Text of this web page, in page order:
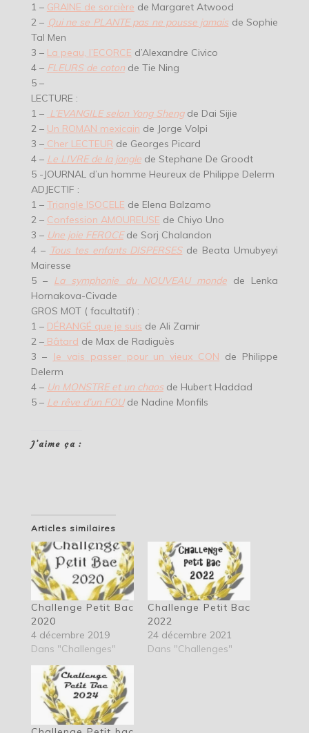
1 – GRAINE de sorcière de Margaret Atwood
2 – Qui ne se PLANTE pas ne pousse jamais de Sophie
Tal Men
3 – La peau, l’ECORCE d’Alexandre Civico
4 – FLEURS de cotonde Tie Ning
5 –
LECTURE :
1 – L’EVANGILE selon Yong Shengde Dai Sijie
2 – Un ROMAN mexicain de Jorge Volpi
3 –Cher LECTEUR de Georges Picard
4 – Le LIVRE de la jonglede Stephane De Groodt
5 -JOURNAL d’un homme Heureux de Philippe Delerm
ADJECTIF :
1 – Triangle ISOCELE de Elena Balzamo
2 – Confession AMOUREUSE de Chiyo Uno
3 – Une joie FEROCEde Sorj Chalandon
4 – Tous tes enfants DISPERSESde Beata Umubyeyi
Mairesse
5 – La symphonie du NOUVEAU mondede Lenka
Hornakova-Civade
GROS MOT ( facultatif) :
1 – DÉRANGÉ que je suis de Ali Zamir
2 –Bâtard de Max de Radiguès
3 –
Je vais passer pour un vieux CON de Philippe
Delerm
4 – Un MONSTRE et un chaosde Hubert Haddad
5 – Le rêve d’un FOUde Nadine Monfils
J’aime ça :
Articles similaires
Challenge Petit Bac
2020
4 décembre 2019
Dans "Challenges"
Challenge Petit Bac
2022
24 décembre 2021
Dans "Challenges"